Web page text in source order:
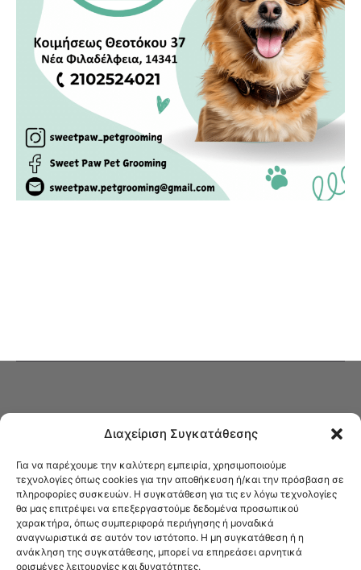
Διαχείριση Συγκατάθεσης
Για να παρέχουμε την καλύτερη εμπειρία, χρησιμοποιούμε
τεχνολογίες όπως cookies για την αποθήκευση ή/και την πρόσβαση σε
πληροφορίες συσκευών. Η συγκατάθεση για τις εν λόγω τεχνολογίες
θα μας επιτρέψει να επεξεργαστούμε δεδομένα προσωπικού
χαρακτήρα, όπως συμπεριφορά περιήγησης ή μοναδικά
αναγνωριστικά σε αυτόν τον ιστότοπο. Η μη συγκατάθεση ή η
ανάκληση της συγκατάθεσης, μπορεί να επηρεάσει αρνητικά
ορισμένες λειτουργίες και δυνατότητες.
Στο Καφενείο θα βρείτε όλες τις ειδήσεις που αφορούν την Νέα
Φιλαδέλφεια και τη Νέα Χαλκηδόνα, καυτή αρθρογραφία, καθώς και
όλα τα νέα που σας αφορούν.